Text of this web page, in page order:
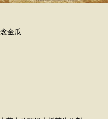
金瓜